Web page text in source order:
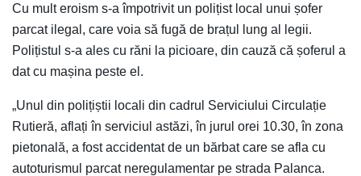
Cu mult eroism s-a împotrivit un polițist local unui șofer
parcat ilegal, care voia să fugă de brațul lung al legii.
Polițistul s-a ales cu răni la picioare, din cauză că șoferul a
dat cu mașina peste el.
„Unul din polițiștii locali din cadrul Serviciului Circulație
Rutieră, aflați în serviciul astăzi, în jurul orei 10.30, în zona
pietonală, a fost accidentat de un bărbat care se afla cu
autoturismul parcat neregulamentar pe strada Palanca.